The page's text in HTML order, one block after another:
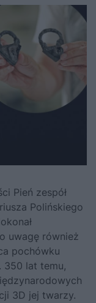
Pień zespół
Polińskiego
uwagę również
pochówku
350 lat temu,
3D jej twarzy.